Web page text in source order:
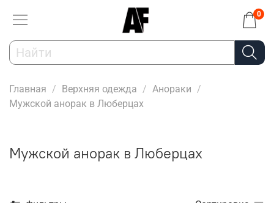
0
Главная Верхняя одежда
Анораки
Мужской анорак в Люберцах
Мужской анорак в Люберцах